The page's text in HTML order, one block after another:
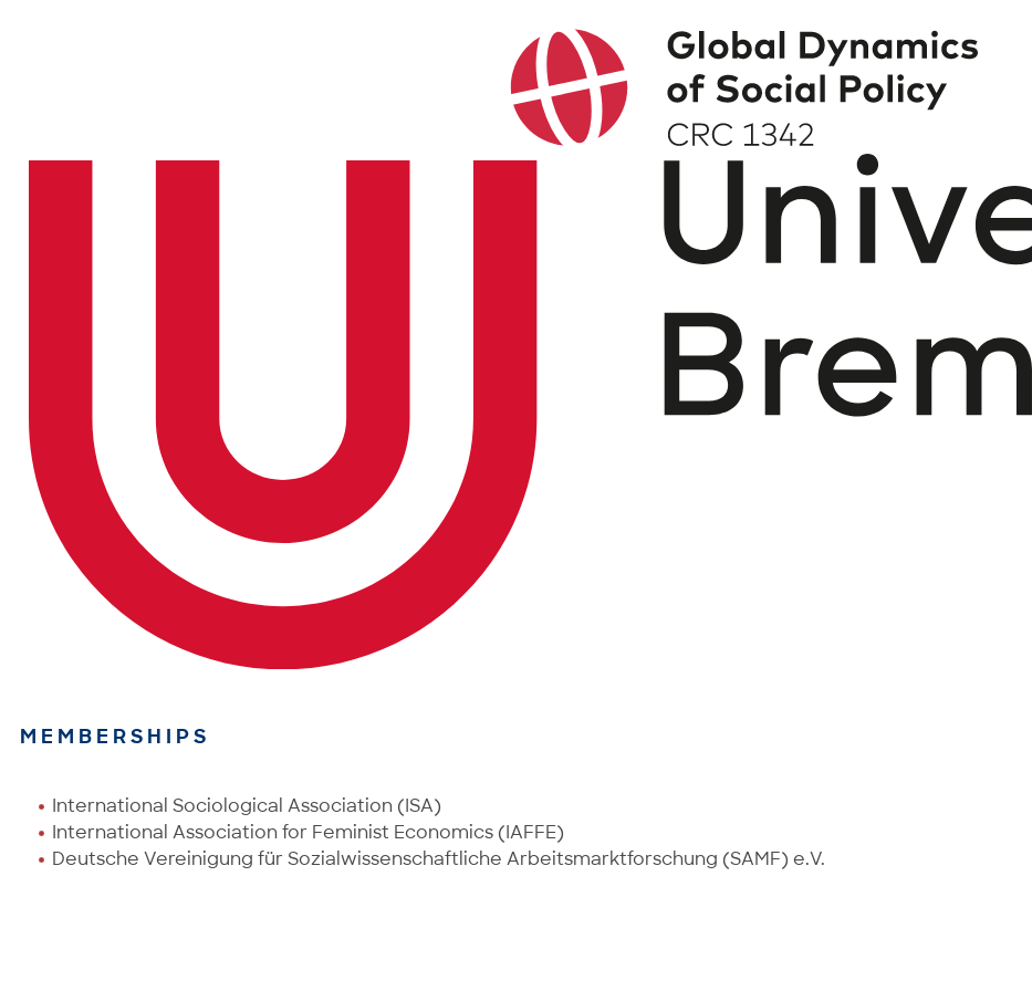
MEMBERSHIPS
International Sociological Association (ISA)
International Association for Feminist Economics (IAFFE)
Deutsche Vereinigung für Sozialwissenschaftliche Arbeitsmarktforschung (SAMF) e.V.